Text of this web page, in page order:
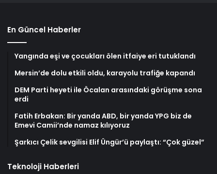
En Güncel Haberler
Yangında eşi ve çocukları ölen itfaiye eri tutuklandı
Mersin’de dolu etkili oldu, karayolu trafiğe kapandı
DEM Parti heyeti ile Öcalan arasındaki görüşme sona
erdi
Fatih Erbakan: Bir yanda ABD, bir yanda YPG biz de
Emevi Camii’nde namaz kılıyoruz
Şarkıcı Çelik sevgilisi Elif Üngür’ü paylaştı: “Çok güzel”
Teknoloji Haberleri